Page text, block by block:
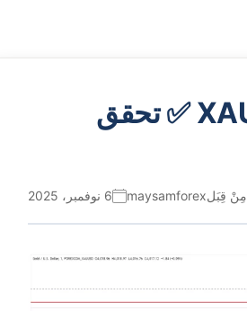
XAUUSD BUY 2025-11-06 16:12:09 ✅ تحقق
6 نوفمبر، 2025 مِنْ قِبَلmaysamforex